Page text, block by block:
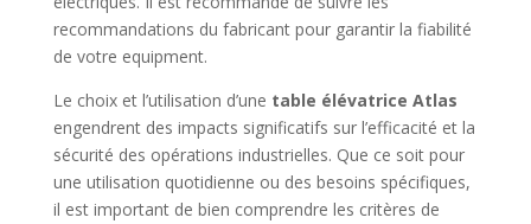
recommandations du fabricant pour garantir la fiabilité
de votre equipment.
Le choix et l’utilisation d’une table élévatrice Atlas
engendrent des impacts significatifs sur l’efficacité et la
sécurité des opérations industrielles. Que ce soit pour
une utilisation quotidienne ou des besoins spécifiques,
il est important de bien comprendre les critères de